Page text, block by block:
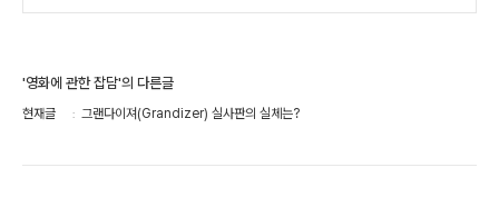
'영화에 관한 잡담'의 다른글
현재글 그랜다이져(Grandizer) 실사판의 실체는?